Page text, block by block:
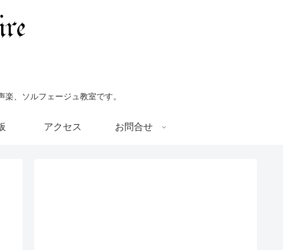
、ソルフェージュ教室です。
アクセス お問合せ